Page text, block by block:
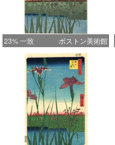
23% 一致 ボストン美術館